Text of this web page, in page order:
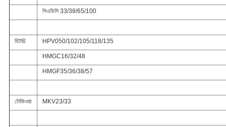
পিএভিসি 33/38/65/100
হিটাচি HPV050/102/105/118/135
HMGC16/32/48
HMGF35/36/38/57
টোকিওয়া MKV23/33